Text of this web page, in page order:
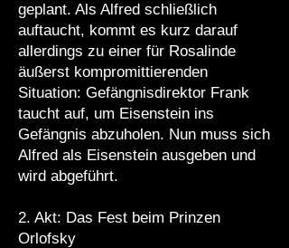
geplant. Als Alfred schließlich
auftaucht, kommt es kurz darauf
allerdings zu einer für Rosalinde
äußerst kompromittierenden
Situation: Gefängnisdirektor Frank
taucht auf, um Eisenstein ins
Gefängnis abzuholen. Nun muss sich
Alfred als Eisenstein ausgeben und
wird abgeführt.
2. Akt: Das Fest beim Prinzen
Orlofsky